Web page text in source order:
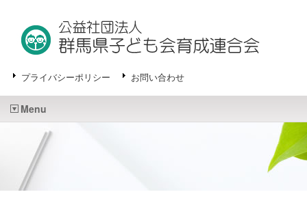
プライバシーポリシー お問い合わせ
Menu